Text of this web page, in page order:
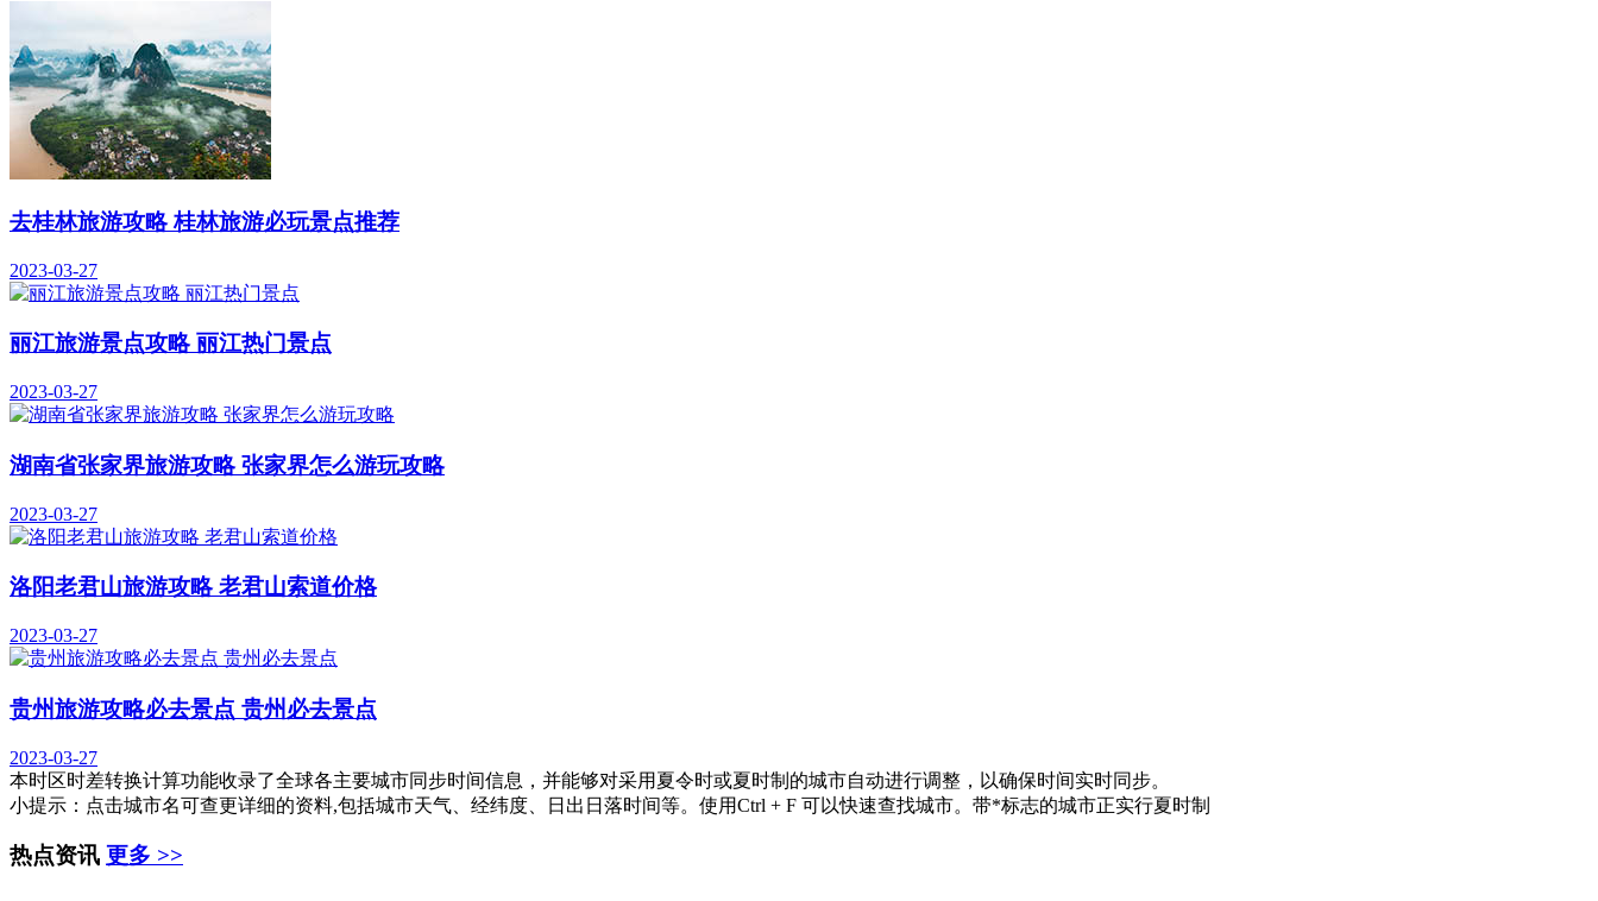
去桂林旅游攻略 桂林旅游必玩景点推荐
2023-03-27
丽江旅游景点攻略 丽江热门景点
2023-03-27
湖南省张家界旅游攻略 张家界怎么游玩攻略
2023-03-27
洛阳老君山旅游攻略 老君山索道价格
2023-03-27
贵州旅游攻略必去景点 贵州必去景点
2023-03-27
本时区时差转换计算功能收录了全球各主要城市同步时间信息，并能够对采用夏令时或夏时制的城市自动进行调整，以确保时间实时同步。
小提示： 点击城市名可查更详细的资料,包括城市天气、经纬度、日出日落时间等。使用Ctrl + F 可以快速查找城市。带*标志的城市正实行夏时制
热点资讯 更多 >>